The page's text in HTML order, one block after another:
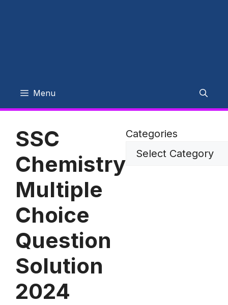
Menu
SSC
Chemistry
Multiple
Choice
Question
Solution
2024
Categories